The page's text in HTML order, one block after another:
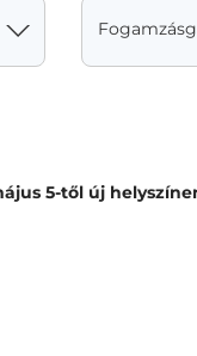
5-től új